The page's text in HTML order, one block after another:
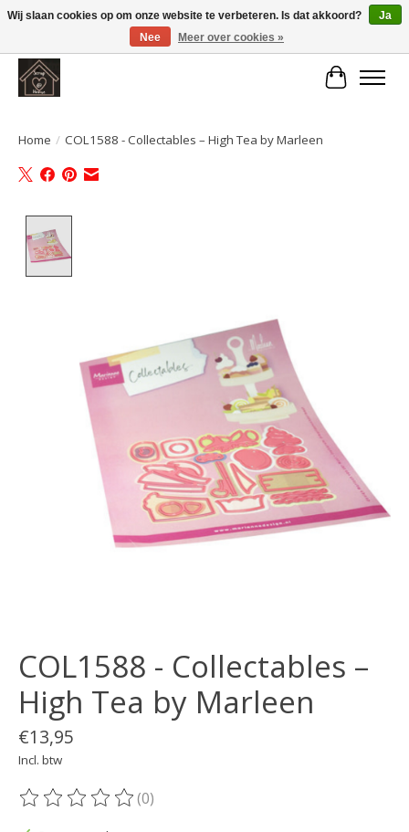
Large selection of products and fast shipping!
Home / COL1588 - Collectables – High Tea by Marleen
COL1588 - Collectables –
High Tea by Marleen
€13,95
Incl. btw
De beoordeling van dit product is
(0)
Wij slaan cookies op om onze website te verbeteren. Is dat akkoord?
Ja
Nee
Meer over cookies »